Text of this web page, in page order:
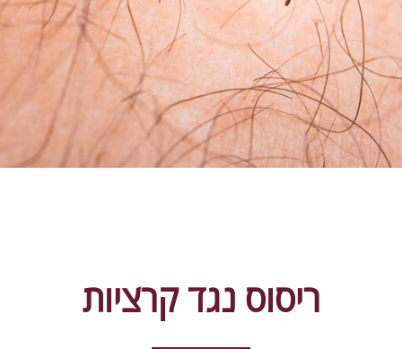
ריסוס נגד קרציות